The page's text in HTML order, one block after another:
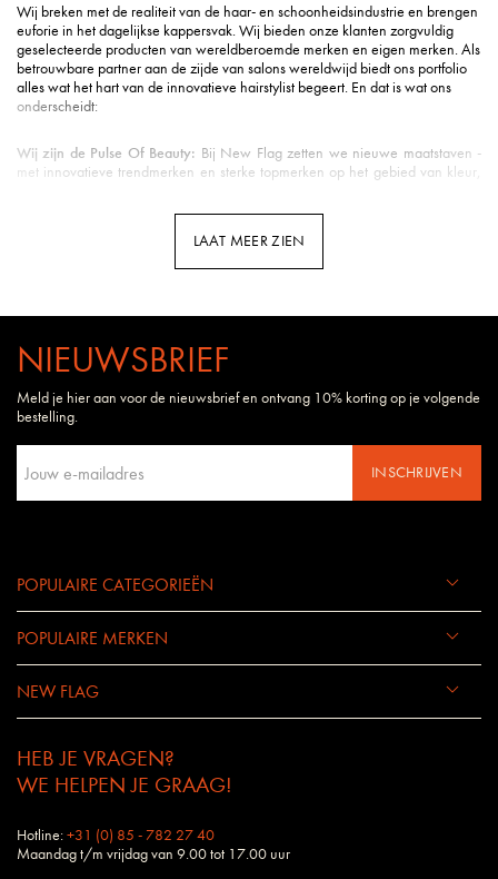
Wij breken met de realiteit van de haar- en schoonheidsindustrie en brengen
euforie in het dagelijkse kappersvak. Wij bieden onze klanten zorgvuldig
geselecteerde producten van wereldberoemde merken en eigen merken. Als
betrouwbare partner aan de zijde van salons wereldwijd biedt ons portfolio
alles wat het hart van de innovatieve hairstylist begeert. En dat is wat ons
onderscheidt:
Wij zijn de Pulse Of Beauty: Bij New Flag zetten we nieuwe maatstaven -
met innovatieve trendmerken en sterke topmerken op het gebied van kleur,
: Milieuvriendelijke verpakking is voor ons een eerste
: Uw pakket is gemiddeld binnen 3 werkdagen bij u binnen
kappers op meerdere kanalen - van YouTube tot Facebook en Instagram tot
webinars en seminars in de salon.
Daarom begrijpen wij uw wensen en eisen als geen ander bedrijf.
LAAT MEER ZIEN
NIEUWSBRIEF
Meld je hier aan voor de nieuwsbrief en ontvang 10% korting op je volgende
bestelling.
INSCHRIJVEN
POPULAIRE CATEGORIEËN
POPULAIRE MERKEN
NEW FLAG
HEB JE VRAGEN?
WE HELPEN JE GRAAG!
Hotline:+31 (0) 85 - 782 27 40
Maandag t/m vrijdag van 9.00 tot 17.00 uur